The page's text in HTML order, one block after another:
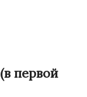
первой